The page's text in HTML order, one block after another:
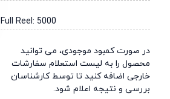
Full Reel: 5000
در صورت کمبود موجودی، می توانید
محصول را به لیست استعلام سفارشات
خارجی اضافه کنید تا توسط کارشناسان
بررسی و نتیجه اعلام شود.